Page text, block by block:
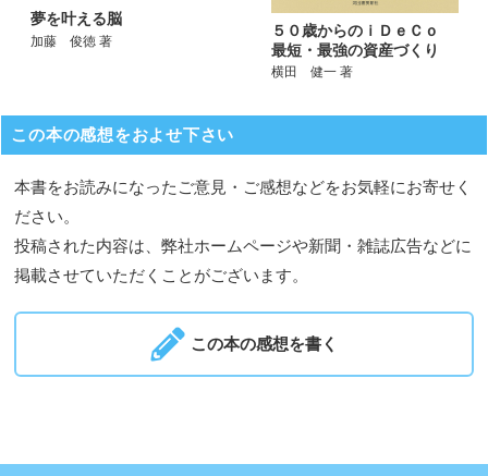
夢を叶える脳
加藤 俊徳 著
５０歳からのｉＤｅＣｏ
最短・最強の資産づくり
横田 健一 著
この本の感想をおよせ下さい
本書をお読みになったご意見・ご感想などをお気軽にお寄せく
ださい。
投稿された内容は、弊社ホームページや新聞・雑誌広告などに
掲載させていただくことがございます。
この本の感想を書く